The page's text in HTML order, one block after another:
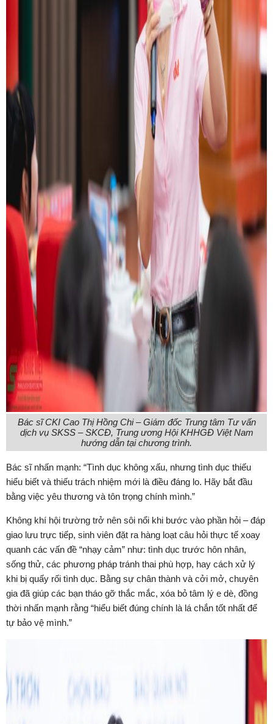
Bác sĩ CKI Cao Thị Hồng Chi – Giám đốc Trung tâm Tư vấn
dịch vụ SKSS – SKCĐ, Trung ương Hội KHHGĐ Việt Nam
hướng dẫn tại chương trình.
Bác sĩ nhấn mạnh: “Tình dục không xấu, nhưng tình dục thiếu
hiểu biết và thiếu trách nhiệm mới là điều đáng lo. Hãy bắt đầu
bằng việc yêu thương và tôn trọng chính mình.”
Không khí hội trường trở nên sôi nổi khi bước vào phần hỏi – đáp
giao lưu trực tiếp, sinh viên đặt ra hàng loạt câu hỏi thực tế xoay
quanh các vấn đề “nhạy cảm” như: tình dục trước hôn nhân,
sống thử, các phương pháp tránh thai phù hợp, hay cách xử lý
khi bị quấy rối tình dục. Bằng sự chân thành và cởi mở, chuyên
gia đã giúp các bạn tháo gỡ thắc mắc, xóa bỏ tâm lý e dè, đồng
thời nhấn mạnh rằng “hiểu biết đúng chính là lá chắn tốt nhất để
tự bảo vệ mình.”